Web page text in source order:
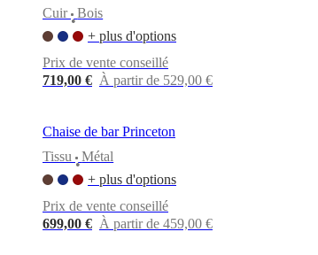
designersPersonnalisation
certificationsDéclaration
d’accessibilité
Devenir
franchiséProfessionalsTrade
ProgramProjects Articles
Cuir
•
Bois
+ plus d'options
Prix de vente conseillé
719,00 € À partir de 529,00 €
Chaise de bar Princeton
Tissu
•
Métal
+ plus d'options
Prix de vente conseillé
699,00 € À partir de 459,00 €